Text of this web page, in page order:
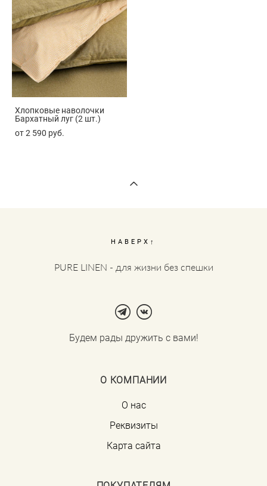
Хлопковые наволочки
Бархатный луг (2 шт.)
от 2 590 pуб.
НАВЕРХ↑
PURE LINEN - для жизни без спешки
Будем рады дружить с вами!
О КОМПАНИИ
О нас
Реквизиты
Карта сайта